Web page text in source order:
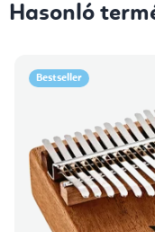
Hasonló
Bestseller